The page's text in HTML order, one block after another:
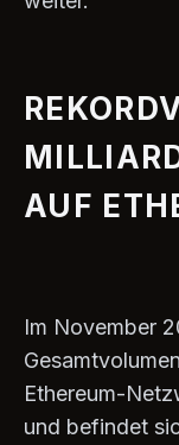
AUF
Im November
Ethereum-
und befindet